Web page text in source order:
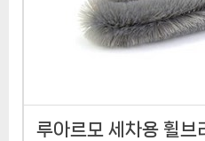
루아르모 세차용 휠브